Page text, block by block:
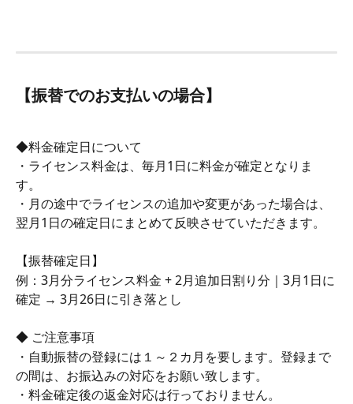
【振替でのお支払いの場合】
◆料金確定日について
・ライセンス料金は、毎月1日に料金が確定となりま
す。
・月の途中でライセンスの追加や変更があった場合は、
翌月1日の確定日にまとめて反映させていただきます。
【振替確定日】
例：3月分ライセンス料金 + 2月追加日割り分｜3月1日に
確定 → 3月26日に引き落とし
◆ ご注意事項
・自動振替の登録には１～２カ月を要します。登録まで
の間は、お振込みの対応をお願い致します。
・料金確定後の返金対応は行っておりません。